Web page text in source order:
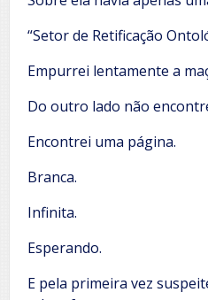
“Setor de Retificação
Empurrei lentamente a
Do outro lado não
Encontrei uma página.
Branca.
Infinita.
Esperando.
E pela primeira vez